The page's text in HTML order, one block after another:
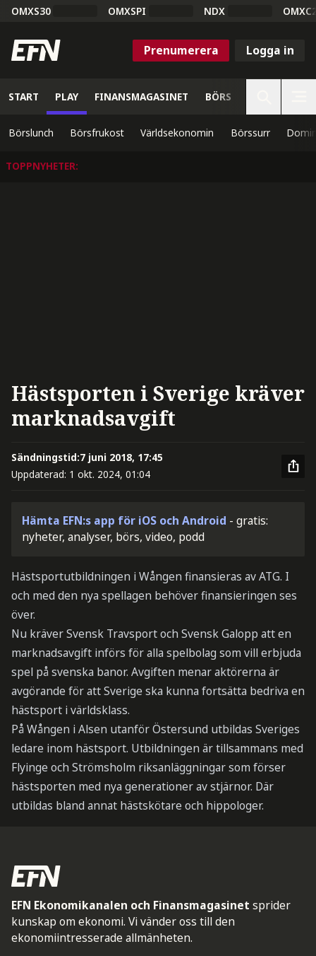
OMXS30 OMXSPI NDX
Prenumerera Logga in
START PLAY FINANSMAGASINET BÖRS
Börslunch Börsfrukost Världsekonomin Börssurr
TOPPNYHETER:
Hästsporten i Sverige kräver
marknadsavgift
Sändningstid:7 juni 2018, 17:45
Uppdaterad: 1 okt. 2024, 01:04
Hämta EFN:s app för iOS och Android - gratis:
nyheter, analyser, börs, video, podd
Hästsportutbildningen i Wången finansieras av ATG. I
och med den nya spellagen behöver finansieringen ses
över.
Nu kräver Svensk Travsport och Svensk Galopp att en
marknadsavgift införs för alla spelbolag som vill erbjuda
spel på svenska banor. Avgiften menar aktörerna är
avgörande för att Sverige ska kunna fortsätta bedriva en
hästsport i världsklass.
På Wången i Alsen utanför Östersund utbildas Sveriges
ledare inom hästsport. Utbildningen är tillsammans med
Flyinge och Strömsholm riksanläggningar som förser
hästsporten med nya generationer av stjärnor. Där
utbildas bland annat hästskötare och hippologer.
EFN Ekonomikanalen och Finansmagasinet sprider
kunskap om ekonomi. Vi vänder oss till den
ekonomiintresserade allmänheten.